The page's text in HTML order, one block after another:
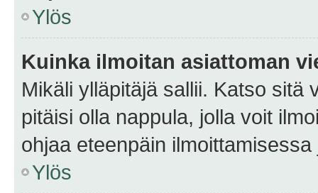
Ylös
Kuinka ilmoitan asiattoman
Mikäli ylläpitäjä sallii. Katso sitä
pitäisi olla nappula, jolla voit
ohjaa eteenpäin
Ylös